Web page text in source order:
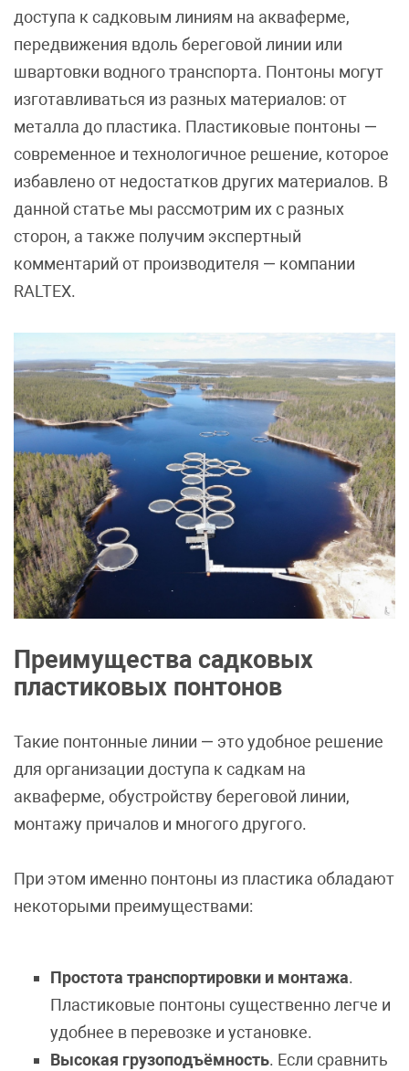
доступа к садковым линиям на акваферме,
передвижения вдоль береговой линии или
швартовки водного транспорта. Понтоны могут
изготавливаться из разных материалов: от
металла до пластика. Пластиковые понтоны —
современное и технологичное решение, которое
избавлено от недостатков других материалов. В
данной статье мы рассмотрим их с разных
сторон, а также получим экспертный
комментарий от производителя — компании
RALTEX.
Преимущества садковых
пластиковых понтонов
Такие понтонные линии — это удобное решение
для организации доступа к садкам на
акваферме, обустройству береговой линии,
монтажу причалов и многого другого.
При этом именно понтоны из пластика обладают
некоторыми преимуществами:
Простота транспортировки и монтажа.
Пластиковые понтоны существенно легче и
удобнее в перевозке и установке.
Высокая грузоподъёмность. Если сравнить